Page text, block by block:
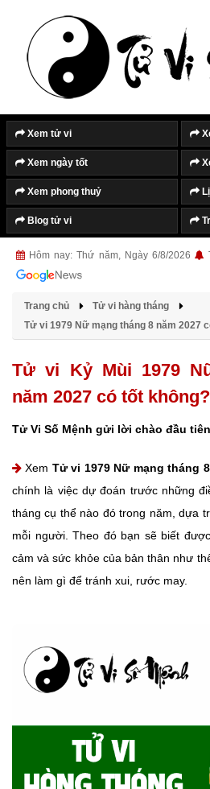
Xem tử vi
Xem ngày tốt
Xem phong thuỷ
Blog tử vi
Hôm nay: Thứ năm, Ngày 6/8/2026
Trang chủ
Tử vi hàng tháng
Tử vi 1979 Nữ mạng tháng 8 năm 2027
Tử vi Kỷ Mùi 1979
năm 2027 có tốt không?
Tử Vi Số Mệnh gửi lời chào đầu
Xem Tử vi 1979 Nữ mạng tháng
chính là việc dự đoán trước những
tháng cụ thể nào đó trong năm, dựa
mỗi người. Theo đó bạn sẽ biết
cảm và sức khỏe của bản thân như
nên làm gì để tránh xui, rước may.